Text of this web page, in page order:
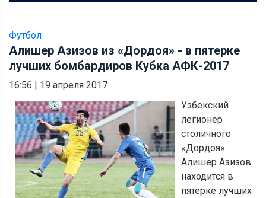
Футбол
Алишер Азизов из «Дордоя» - в пятерке
лучших бомбардиров Кубка АФК-2017
16:56 | 19 апреля 2017
Узбекский
легионер
столичного
«Дордоя»
Алишер Азизов
находится в
пятерке лучших